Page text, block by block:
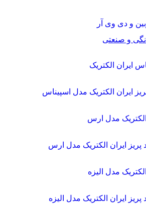
و صنعتی
ایران الکتریک مدل اسپیناس
پریز ایران الکتریک مدل ارس
پریز ایران الکتریک مدل الیزه